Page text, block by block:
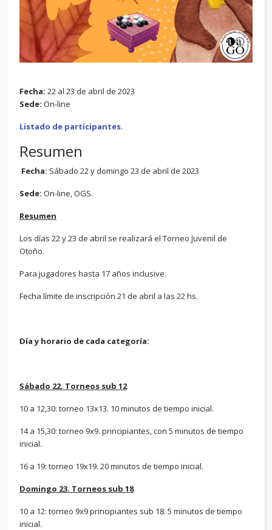
Fecha: 22 al 23 de abril de 2023
Sede: On-line
Listado de participantes.
Resumen
Fecha: Sábado 22 y domingo 23 de abril de 2023
Sede: On-line, OGS.
Resumen
Los días 22 y 23 de abril se realizará el Torneo Juvenil de
Otoño.
Para jugadores hasta 17 años inclusive.
Fecha límite de inscripción 21 de abril a las 22 hs.
Día y horario de cada categoría:
Sábado 22. Torneos sub 12
10 a 12,30: torneo 13x13. 10 minutos de tiempo inicial.
14 a 15,30: torneo 9x9. principiantes, con 5 minutos de tiempo
inicial.
16 a 19: torneo 19x19. 20 minutos de tiempo inicial.
Domingo 23. Torneos sub 18
10 a 12: torneo 9x9 principiantes sub 18. 5 minutos de tiempo
inicial.